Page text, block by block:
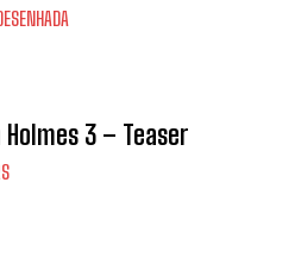
Holmes 3 – Teaser